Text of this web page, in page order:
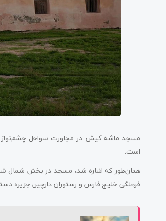
مسجد ماشه کیش در مجاورت سواحل چشم‌نواز
است.
همان‌طور که اشاره شد، مسجد در بخش شمال
فرهنگی خلیج فارس و رستوران دارچین جزیره